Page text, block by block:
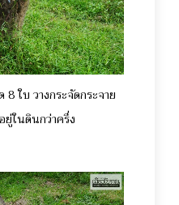
ใบ วางกระจัดกระจาย
ในดินกว่าครึ่ง